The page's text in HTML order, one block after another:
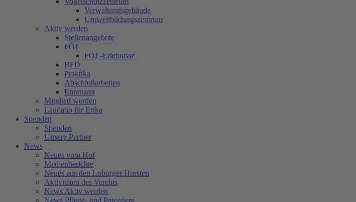
Verwaltungsgebäude
Umweltbildungszentrum
Aktiv werden
Stellenangebote
FÖJ
FÖJ -Erlebnisse
BFD
Praktika
Abschlußarbeiten
Ehrenamt
Mitglied werden
Laudatio für Erika
Spenden
Spenden
Unsere Partner
News
Neues vom Hof
Medienberichte
Neues aus den Loburger Horsten
Aktivitäten des Vereins
News Aktiv werden
News Pflege- und Patentiere